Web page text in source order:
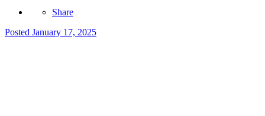
Share
Posted January 17, 2025